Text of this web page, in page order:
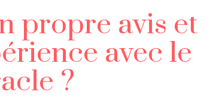
propre avis et
avec le
?